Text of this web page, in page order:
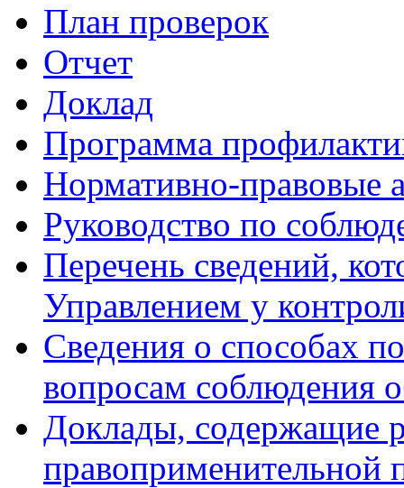
План проверок
Отчет
Доклад
Программа
Нормативно-правовые
Руководство по
Перечень сведений,
Управлением у
Сведения о способах
вопросам соблюдения
Доклады, содержащие
правоприменительной